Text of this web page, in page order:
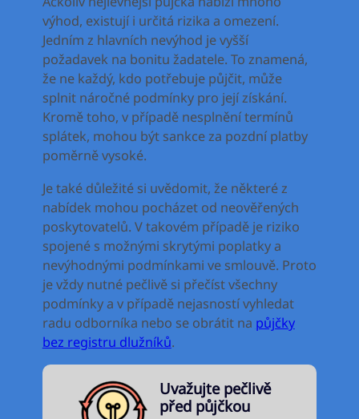
výhod, existují i určitá rizika a omezení.
Jedním z hlavních nevýhod je vyšší
požadavek na bonitu žadatele. To znamená,
že ne každý, kdo potřebuje půjčit, může
splnit náročné podmínky pro její získání.
Kromě toho, v případě nesplnění termínů
splátek, mohou být sankce za pozdní platby
poměrně vysoké.
Je také důležité si uvědomit, že některé z
nabídek mohou pocházet od neověřených
poskytovatelů. V takovém případě je riziko
spojené s možnými skrytými poplatky a
nevýhodnými podmínkami ve smlouvě. Proto
je vždy nutné pečlivě si přečíst všechny
podmínky a v případě nejasností vyhledat
radu odborníka nebo se obrátit na půjčky
bez registru dlužníků.
Uvažujte pečlivě
před půjčkou